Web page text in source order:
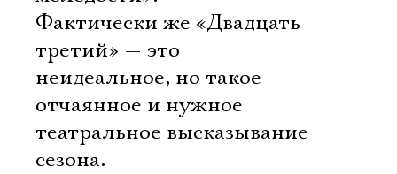
Фактически же «Двадцать
третий» — это
неидеальное, но такое
отчаянное и нужное
театральное высказывание
сезона.